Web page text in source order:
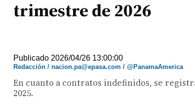
trimestre de 2026
Publicado 2026/04/26 13:00:00
Redacción / nacion.pa@epasa.com / @PanamaAmerica
En cuanto a contratos indefinidos, se
2025.